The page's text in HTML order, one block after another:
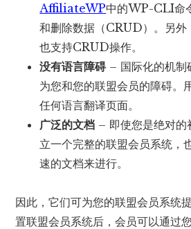
AffiliateWP中的WP-CLI命
和删除数据（CRUD）。另
也支持CRUD操作。
没有语言障碍– 国际化的机制
为您和您的联盟会员的障碍。
任何语言翻译页面。
广泛的文档 – 即使您是绝对的
立一个完整的联盟会员系统，
速的文档来进行。
因此，它们可为您的联盟会员系统
置联盟会员系统后，会员可以通过